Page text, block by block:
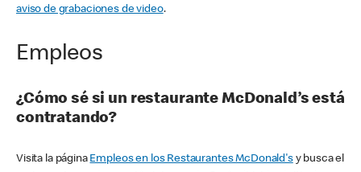
aviso de grabaciones de video.
Empleos
¿Cómo sé si un restaurante McDonald’s está
contratando?
Visita la página Empleos en los Restaurantes McDonald'sy busca el